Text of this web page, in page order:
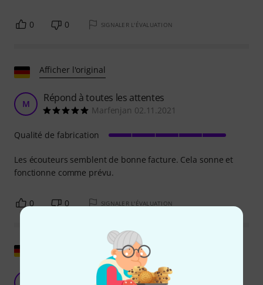
0 0 SIGNALER L'ÉVALUATION
Afficher l'original
M Répond à toutes les attentes
Marfenjan 02.11.2021
Les écouteurs semblent de bonne facture. Cela sonne et
fonctionne comme prévu.
Qualité de fabrication
0 0 SIGNALER L'ÉVALUATION
Un bon remplaçant.